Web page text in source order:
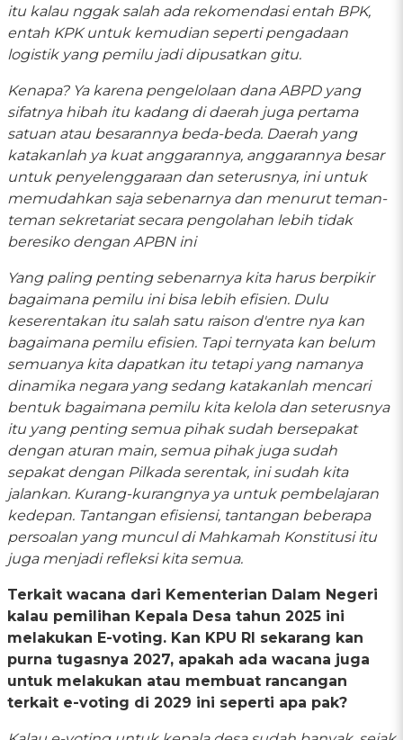
itu kalau nggak salah ada rekomendasi entah BPK,
entah KPK untuk kemudian seperti pengadaan
logistik yang pemilu jadi dipusatkan gitu.
Kenapa? Ya karena pengelolaan dana ABPD yang
sifatnya hibah itu kadang di daerah juga pertama
satuan atau besarannya beda-beda. Daerah yang
katakanlah ya kuat anggarannya, anggarannya besar
untuk penyelenggaraan dan seterusnya, ini untuk
memudahkan saja sebenarnya dan menurut teman-
teman sekretariat secara pengolahan lebih tidak
beresiko dengan APBN ini
Yang paling penting sebenarnya kita harus berpikir
bagaimana pemilu ini bisa lebih efisien. Dulu
keserentakan itu salah satu raison d'entre nya kan
bagaimana pemilu efisien. Tapi ternyata kan belum
semuanya kita dapatkan itu tetapi yang namanya
dinamika negara yang sedang katakanlah mencari
bentuk bagaimana pemilu kita kelola dan seterusnya
itu yang penting semua pihak sudah bersepakat
dengan aturan main, semua pihak juga sudah
sepakat dengan Pilkada serentak, ini sudah kita
jalankan. Kurang-kurangnya ya untuk pembelajaran
kedepan. Tantangan efisiensi, tantangan beberapa
persoalan yang muncul di Mahkamah Konstitusi itu
juga menjadi refleksi kita semua.
Terkait wacana dari Kementerian Dalam Negeri
kalau pemilihan Kepala Desa tahun 2025 ini
melakukan E-voting. Kan KPU RI sekarang kan
purna tugasnya 2027, apakah ada wacana juga
untuk melakukan atau membuat rancangan
terkait e-voting di 2029 ini seperti apa pak?